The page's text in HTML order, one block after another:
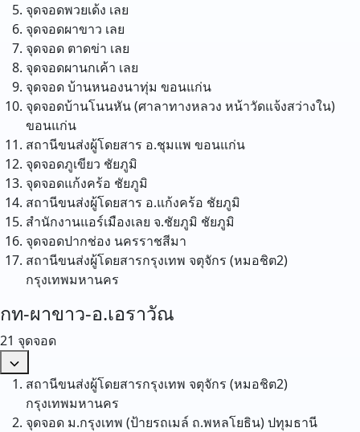
จุดจอดพวยเด้ง เลย
จุดจอดผาขาว เลย
จุดจอด ตาดข่า เลย
จุดจอดผานกเค้า เลย
จุดจอด บ้านหนองนาทุ่ม ขอนแก่น
จุดจอดบ้านโนนหัน (ศาลาทางหลวง หน้าวัดแจ้งสว่างใน)
ขอนแก่น
สถานีขนส่งผู้โดยสาร อ.ชุมแพ ขอนแก่น
จุดจอดภูเขียว ชัยภูมิ
จุดจอดแก้งคร้อ ชัยภูมิ
สถานีขนส่งผู้โดยสาร อ.แก้งคร้อ ชัยภูมิ
สำนักงานแอร์เมืองเลย จ.ชัยภูมิ ชัยภูมิ
จุดจอดปากช่อง นครราชสีมา
สถานีขนส่งผู้โดยสารกรุงเทพ จตุจักร (หมอชิต2)
กรุงเทพมหานคร
กท-ผาขาว-อ.เอราวัณ
21 จุดจอด
สถานีขนส่งผู้โดยสารกรุงเทพ จตุจักร (หมอชิต2)
กรุงเทพมหานคร
จุดจอด ม.กรุงเทพ (ป้ายรถเมล์ ถ.พหลโยธิน)ปทุมธานี